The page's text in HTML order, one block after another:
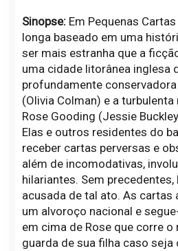
Sinopse:Em Pequenas
longa baseado em uma
ser mais estranha que a
uma cidade litorânea inglesa
profundamente
(Olivia Colman) e a
Rose Gooding (Jessie
Elas e outros residentes do
receber cartas perversas e
além de incomodativas,
hilariantes. Sem precedentes,
acusada de tal ato. As cartas
um alvoroço nacional e
em cima de Rose que corre o
guarda de sua filha caso seja